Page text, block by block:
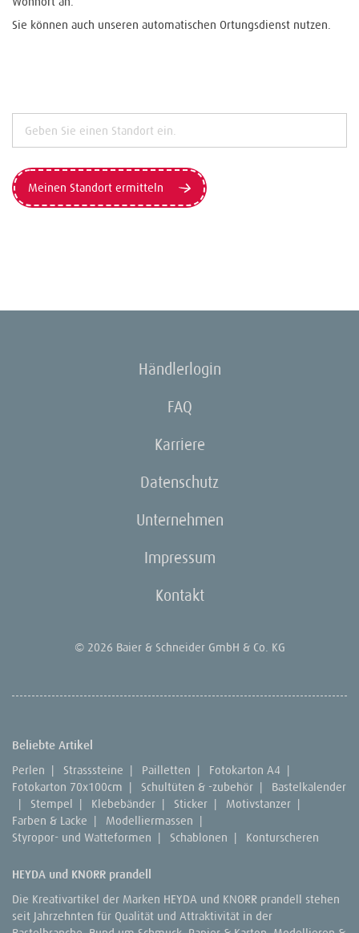
Sie können auch unseren automatischen Ortungsdienst nutzen.
Meinen Standort ermitteln
Händlerlogin
FAQ
Karriere
Datenschutz
Unternehmen
Impressum
Kontakt
© 2026 Baier & Schneider GmbH & Co. KG
Beliebte Artikel
Perlen | Strasssteine | Pailletten | Fotokarton A4 |
Fotokarton 70x100cm | Schultüten & -zubehör |
Bastelkalender
|
Stempel | Klebebänder | Sticker | Motivstanzer |
Farben & Lacke | Modelliermassen |
Styropor- und Watteformen | Schablonen | Konturscheren
HEYDA und KNORR prandell
Die Kreativartikel der Marken HEYDA und KNORR prandell stehen
seit Jahrzehnten für Qualität und Attraktivität in der